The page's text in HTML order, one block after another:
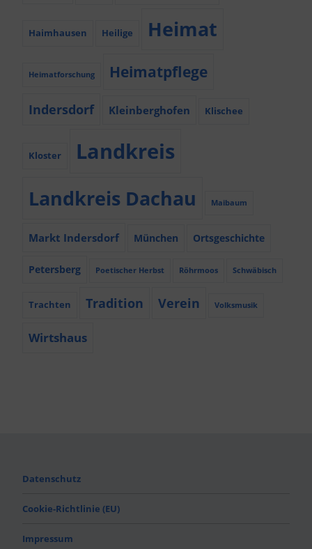
Haimhausen Heilige Heimat
Heimatforschung Heimatpflege
Indersdorf Kleinberghofen Klischee
Kloster Landkreis
Landkreis Dachau Maibaum
Markt Indersdorf München Ortsgeschichte
Petersberg Poetischer Herbst Röhrmoos Schwäbisch
Trachten Tradition Verein Volksmusik
Wirtshaus
Datenschutz
Cookie-Richtlinie (EU)
Impressum